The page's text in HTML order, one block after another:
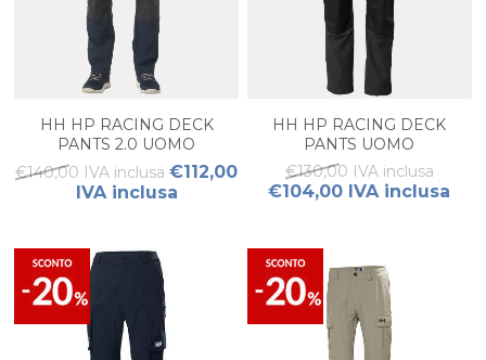
HH HP RACING DECK
PANTS 2.0 UOMO
€140,00 IVA inclusa €112,00
IVA inclusa
HH HP RACING DECK
PANTS UOMO
€130,00 IVA inclusa
€104,00 IVA inclusa